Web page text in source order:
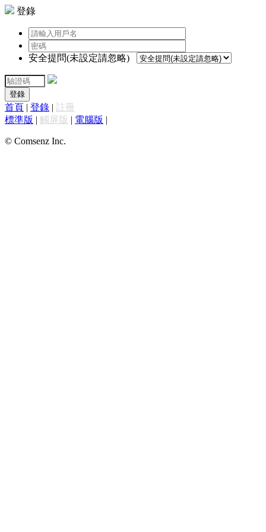
登錄
安全提問(未設定請忽略)
登錄
首頁 | 登錄 | 註冊
標準版 | 觸屏版 | 電腦版 |
© Comsenz Inc.